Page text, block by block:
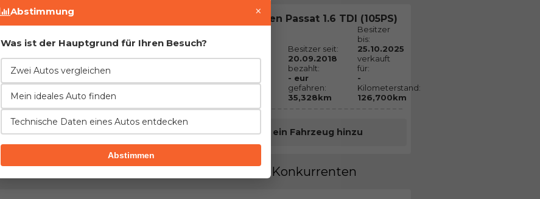
Volkswagen Passat 1.6 TDI (105PS)
BoskoS
gekauft mit:
Besitzer seit:
20.09.2018
bezahlt:
- eur
gefahren:
35,328km
Besitzer
bis:
25.10.2025
verkauft
für:
-
Kilometerstand:
126,700km
Treten Sie der Gemeinschaft bei und fügen Sie ein Fahrzeug hinzu
Vor- und Nachteile im Vergleich zur direkten Konkurrenten
Abstimmung ×
Was ist der Hauptgrund für Ihren Besuch?
Zwei Autos vergleichen
Mein ideales Auto finden
Technische Daten eines Autos entdecken
Abstimmen